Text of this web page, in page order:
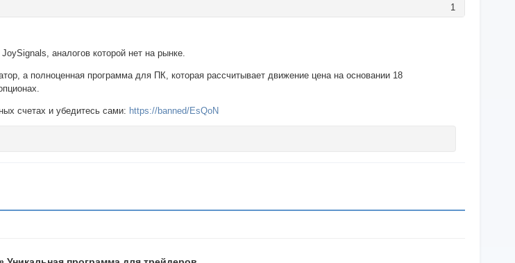
1
аналогов которой нет на рынке.
а полноценная программа для ПК, которая рассчитывает движение цена на основании 18
счетах и убедитесь сами: https://banned/EsQoN